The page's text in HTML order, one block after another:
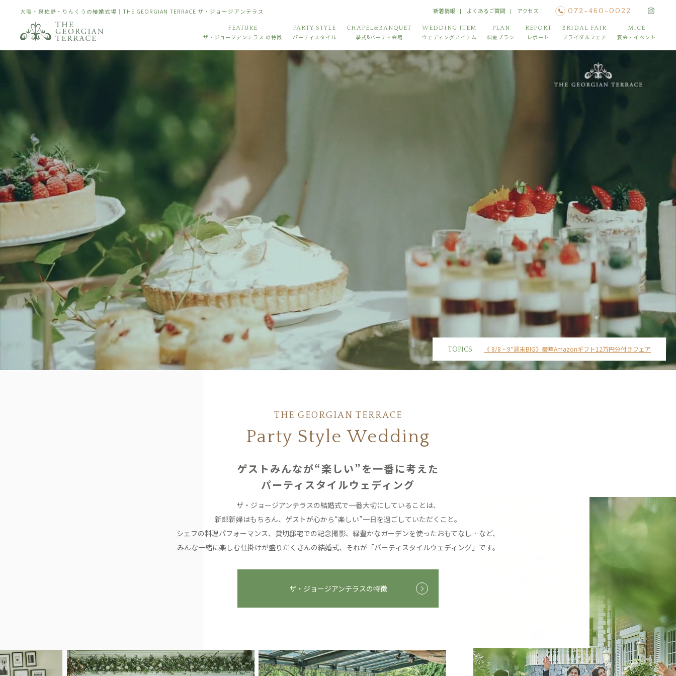
大阪・泉佐野・りんくうの結婚式場｜THE GEORGIAN TERRACE ザ・ジョージアンテラス
FEATURE
ザ・ジョージアンテラス の特徴
PARTY STYLE
パーティスタイル
CHAPEL&BANQUET
挙式&パーティ会場
WEDDING ITEM
ウェディングアイテム
PLAN
料金プラン
REPORT
レポート
BRIDAL FAIR
ブライダルフェア
MICE
宴会・イベント
新着情報 よくあるご質問 アクセス 072-460-0022
TOPICS 《 8/8・9*週末BIG》豪華Amazonギフト12万円分付きフェア
THE GEORGIAN TERRACE
Party Style Wedding
ゲストみんなが“楽しい”を一番に考えた
パーティスタイルウェディング
ザ・ジョージアンテラスの結婚式で一番大切にしていることは、
新郎新婦はもちろん、 ゲストが心から“楽しい”一日を過ごしていただくこと。
シェフの料理パフォーマンス、貸切邸宅での記念撮影、 緑豊かなガーデンを使ったおもてなし…など、
みんな一緒に楽しむ仕掛けが盛りだくさんの結婚式、 それが「パーティスタイルウェディング」です。
ザ・ジョージアンテラスの特徴